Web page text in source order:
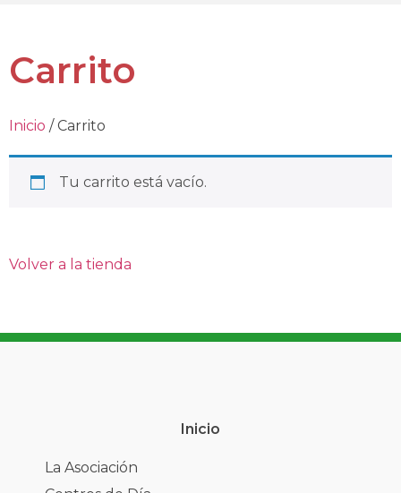
Carrito
Inicio / Carrito
Tu carrito está vacío.
Volver a la tienda
Inicio
La Asociación